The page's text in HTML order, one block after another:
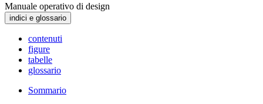
Manuale operativo di design
indici e glossario
contenuti
figure
tabelle
glossario
Sommario